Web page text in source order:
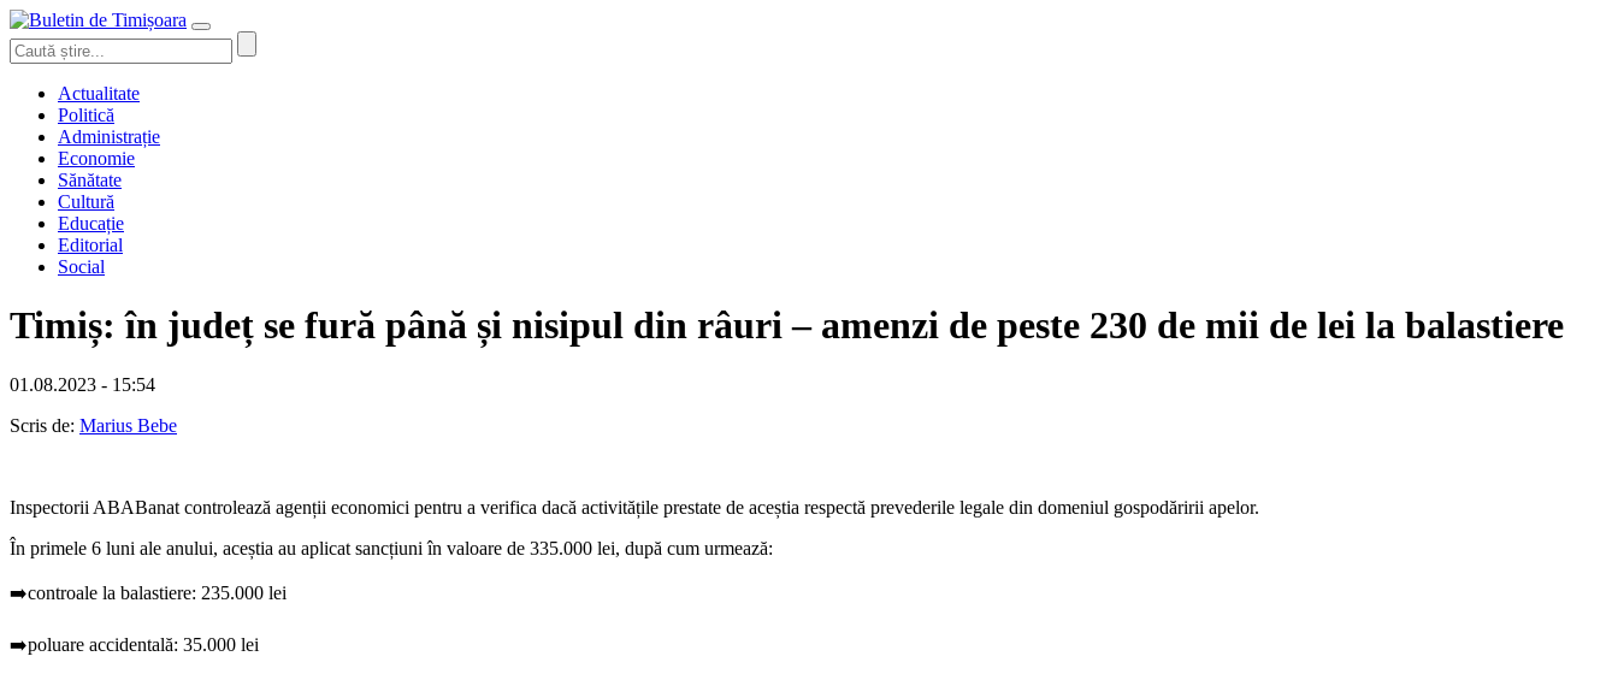
Actualitate
Politică
Administrație
Economie
Sănătate
Cultură
Educație
Editorial
Social
Timiș: în județ se fură până și nisipul din râuri – amenzi de peste 230 de mii de lei la balastiere
01.08.2023 - 15:54
Scris de: Marius Bebe
Inspectorii ABABanat controlează agenții economici pentru a verifica dacă activitățile prestate de aceștia respectă prevederile legale din domeniul gospodăririi apelor.
În primele 6 luni ale anului, aceștia au aplicat sancțiuni în valoare de 335.000 lei, după cum urmează:
➡️controale la balastiere: 235.000 lei
➡️poluare accidentală: 35.000 lei